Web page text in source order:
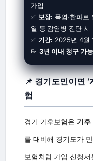
가입
✅ 보장: 폭염·한파로
열 등 감염병 진단 시
✅ 기간: 2025년 4월
터 3년 이내 청구 가능
📌 경기도민이면
험
경기 기후보험은 기후
를 대비해 경기도가
보험처럼 가입 신청